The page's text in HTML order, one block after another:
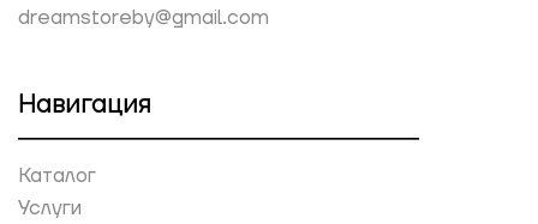
dreamstoreby@gmail.com
Навигация
Каталог
Услуги